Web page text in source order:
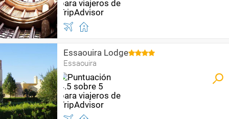
Essaouira Lodge
Essaouira